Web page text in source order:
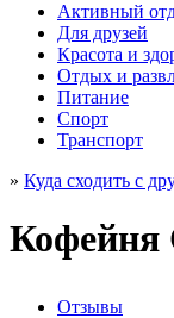
Активный
Для друзей
Красота и
Отдых и
Питание
Спорт
Транспорт
» Куда сходить с
Кофейня
Отзывы